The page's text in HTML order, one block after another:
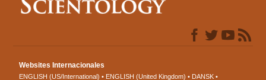
Websites Internacionales
ENGLISH (US/International) ENGLISH (United Kingdom) DANSK